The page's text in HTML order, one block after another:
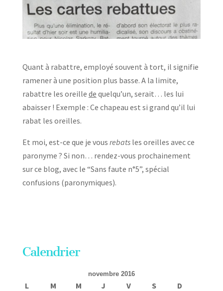
Quant à rabattre, employé souvent à tort, il signifie
ramener à une position plus basse. A la limite,
rabattre les oreille de quelqu’un, serait… les lui
abaisser ! Exemple : Ce chapeau est si grand qu’il lui
rabat les oreilles.
Et moi, est-ce que je vous rebatsles oreilles avec ce
paronyme ? Si non… rendez-vous prochainement
sur ce blog, avec le “Sans faute n°5”, spécial
confusions (paronymiques).
Calendrier
novembre 2016
L M M J V S
D